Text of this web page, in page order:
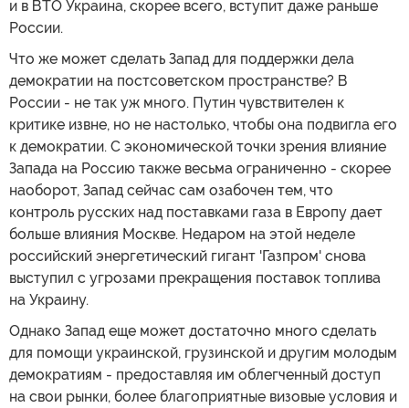
и в ВТО Украина, скорее всего, вступит даже раньше
России.
Что же может сделать Запад для поддержки дела
демократии на постсоветском пространстве? В
России - не так уж много. Путин чувствителен к
критике извне, но не настолько, чтобы она подвигла его
к демократии. С экономической точки зрения влияние
Запада на Россию также весьма ограниченно - скорее
наоборот, Запад сейчас сам озабочен тем, что
контроль русских над поставками газа в Европу дает
больше влияния Москве. Недаром на этой неделе
российский энергетический гигант 'Газпром' снова
выступил с угрозами прекращения поставок топлива
на Украину.
Однако Запад еще может достаточно много сделать
для помощи украинской, грузинской и другим молодым
демократиям - предоставляя им облегченный доступ
на свои рынки, более благоприятные визовые условия и